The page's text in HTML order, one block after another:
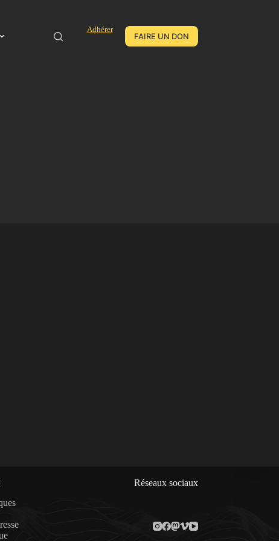
Adhérer
FAIRE UN DON
Réseaux sociaux